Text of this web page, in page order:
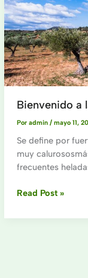
y
características
del
produto
Bienvenido a
Por admin / mayo 11,
Se define por
muy
frecuentes
Bienvenido
la
Read Post »